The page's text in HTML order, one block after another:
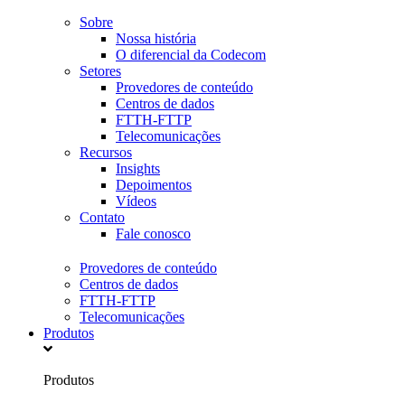
Sobre
Nossa história
O diferencial da Codecom
Setores
Provedores de conteúdo
Centros de dados
FTTH-FTTP
Telecomunicações
Recursos
Insights
Depoimentos
Vídeos
Contato
Fale conosco
Provedores de conteúdo
Centros de dados
FTTH-FTTP
Telecomunicações
Produtos
Produtos